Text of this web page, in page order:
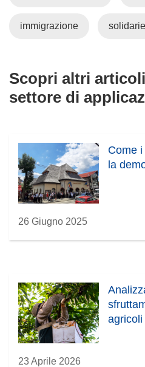
immigrazione
Scopri altri
settore di
Come
la
26 Giugno 2025
23 Aprile 2026